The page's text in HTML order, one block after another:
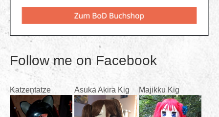
Follow me on Facebook
Katzentatze Asuka Akira Kig Majikku Kig